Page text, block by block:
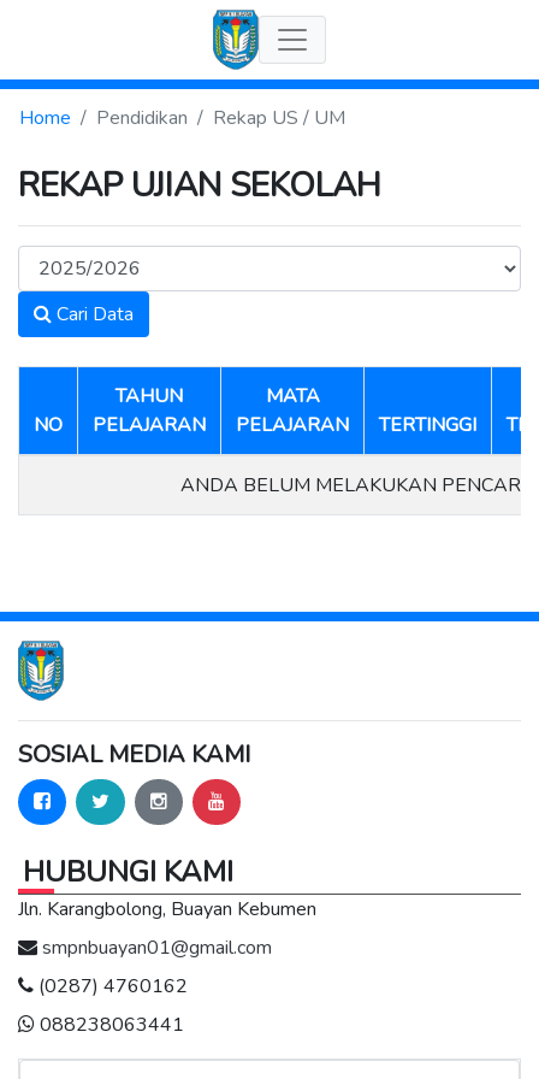
Home Pendidikan Rekap US / UM
REKAP UJIAN SEKOLAH
Cari Data
NO
TAHUN
PELAJARAN
MATA
PELAJARAN
TERTINGGI
ANDA BELUM MELAKUKAN
SOSIAL MEDIA KAMI
HUBUNGI KAMI
Jln. Karangbolong, Buayan Kebumen
smpnbuayan01@gmail.com
(0287) 4760162
088238063441